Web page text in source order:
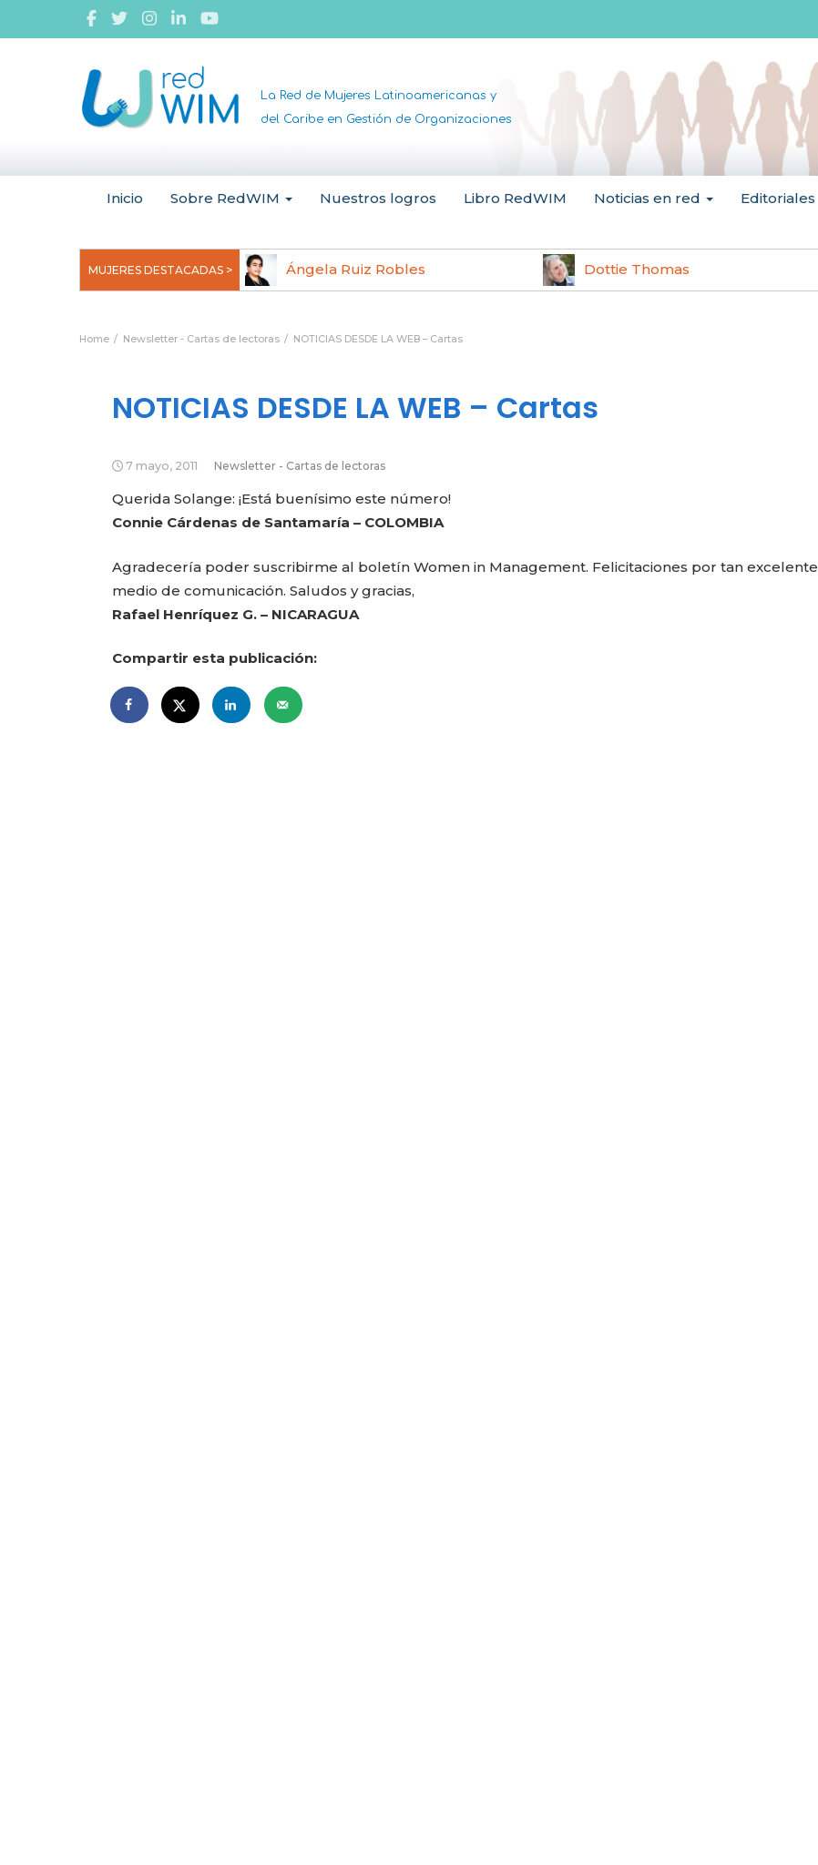
La Red de Mujeres Latinoamericanas y
del Caribe en Gestión de Organizaciones
Inicio Sobre RedWIM Nuestros logros Libro RedWIM Noticias en red Editoriales
MUJERES DESTACADAS >
Uchegbu, pionera en
Ángela Ruiz Robles Dottie Thomas
Home Newsletter - Cartas de lectoras NOTICIAS DESDE LA WEB – Cartas
NOTICIAS DESDE LA WEB – Cartas
7 mayo, 2011 Newsletter - Cartas de lectoras
Querida Solange: ¡Está buenísimo este número!
Connie Cárdenas de Santamaría – COLOMBIA
Agradecería poder suscribirme al boletín Women in Management. Felicitaciones por tan excelente
medio de comunicación. Saludos y gracias,
Rafael Henríquez G. – NICARAGUA
Compartir esta publicación: